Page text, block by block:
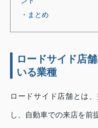
・まとめ
ロードサイド店
いる業種
ロードサイド店舗とは
し、自動車での来店を前